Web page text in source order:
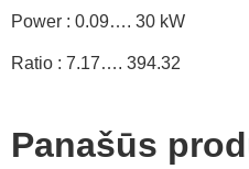
Power : 0.09…. 30 kW
Ratio : 7.17…. 394.32
Panašūs